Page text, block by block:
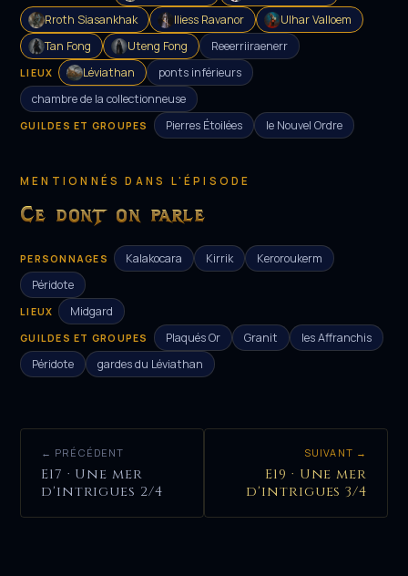
Rroth Siasankhak
Iliess Ravanor
Ulhar Valloem
Tan Fong
Uteng Fong Reeerriiraenerr
LIEUX Léviathan
ponts inférieurs
chambre de la collectionneuse
GUILDES ET GROUPES Pierres Étoilées le Nouvel Ordre
MENTIONNÉS DANS L'ÉPISODE
Ce dont on parle
PERSONNAGES Kalakocara Kirrik
Keroroukerm
Péridote
LIEUX Midgard
GUILDES ET GROUPES Plaqués Or Granit
les Affranchis
Péridote
gardes du Léviathan
← PRÉCÉDENT
E17 · Une mer
d'intrigues 2/4
SUIVANT →
E19 · Une mer
d'intrigues 3/4